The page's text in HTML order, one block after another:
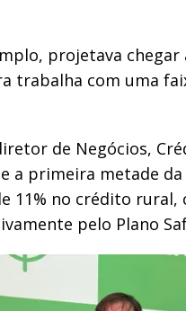
projetava chegar
trabalha com uma
de Negócios,
a primeira metade
11% no crédito rural,
pelo Plano